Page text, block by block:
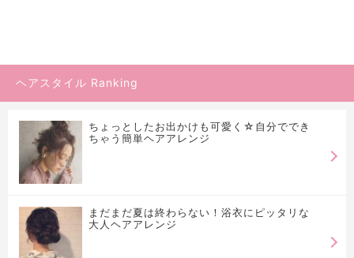
ヘアスタイル Ranking
ちょっとしたお出かけも可愛く☆自分ででき
ちゃう簡単ヘアアレンジ
まだまだ夏は終わらない！浴衣にピッタリな
大人ヘアアレンジ